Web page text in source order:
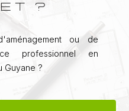
?
ou de
professionnel en
Guyane ?